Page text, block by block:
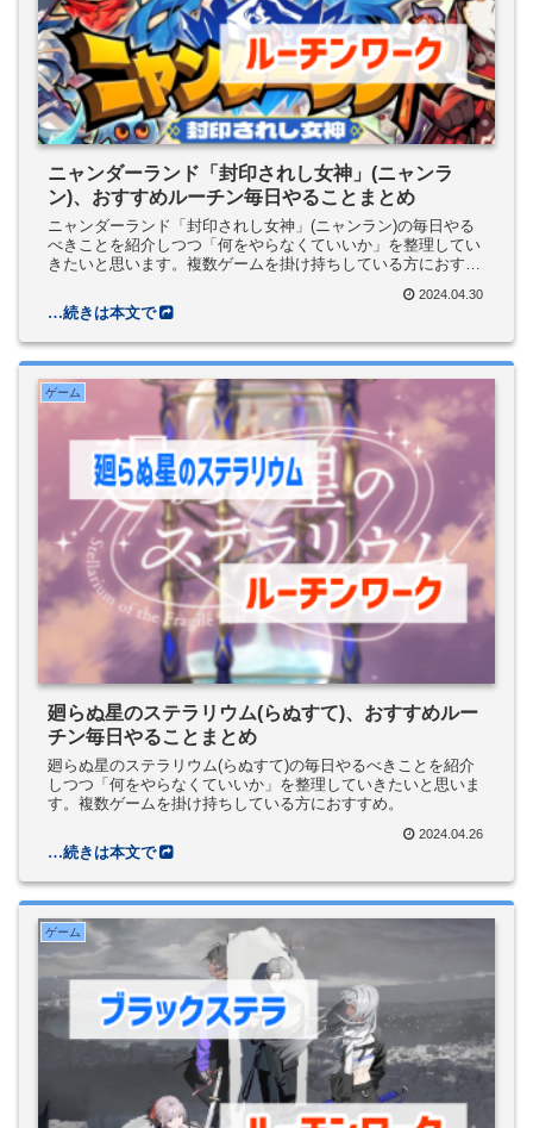
ニャンダーランド「封印されし女神」(ニャンラ
ン)、おすすめルーチン毎日やることまとめ
ニャンダーランド「封印されし女神」(ニャンラン)の毎日やる
べきことを紹介しつつ「何をやらなくていいか」を整理してい
きたいと思います。複数ゲームを掛け持ちしている方におすす
2024.04.30
ゲーム
廻らぬ星のステラリウム(らぬすて)、おすすめルー
チン毎日やることまとめ
廻らぬ星のステラリウム(らぬすて)の毎日やるべきことを紹介
しつつ「何をやらなくていいか」を整理していきたいと思いま
す。複数ゲームを掛け持ちしている方におすすめ。
2024.04.26
ゲーム